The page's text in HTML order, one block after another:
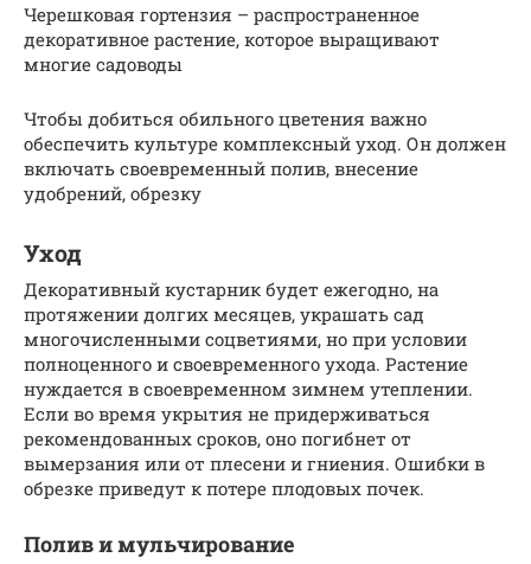
Черешковая гортензия – распространенное
декоративное растение, которое выращивают
многие садоводы
Чтобы добиться обильного цветения важно
обеспечить культуре комплексный уход. Он должен
включать своевременный полив, внесение
удобрений, обрезку
Уход
Декоративный кустарник будет ежегодно, на
протяжении долгих месяцев, украшать сад
многочисленными соцветиями, но при условии
полноценного и своевременного ухода. Растение
нуждается в своевременном зимнем утеплении.
Если во время укрытия не придерживаться
рекомендованных сроков, оно погибнет от
вымерзания или от плесени и гниения. Ошибки в
обрезке приведут к потере плодовых почек.
Полив и мульчирование